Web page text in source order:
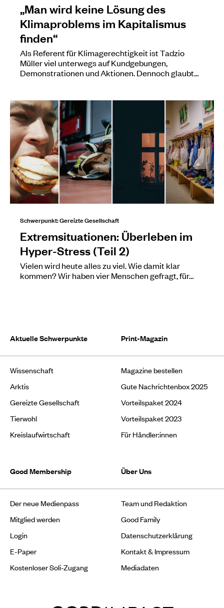
„Man wird keine Lösung des
Klimaproblems im Kapitalismus
finden“
Als Referent für Klimagerechtigkeit ist Tadzio
Müller viel unterwegs auf Kundgebungen,
Demonstrationen und Aktionen. Dennoch glaubt…
Schwerpunkt: Gereizte Gesellschaft
Extremsituationen: Überleben im
Hyper-Stress (Teil 2)
Vielen wird heute alles zu viel. Wie damit klar
kommen? Wir haben vier Menschen gefragt, für…
Aktuelle Schwerpunkte
Wissenschaft
Arktis
Gereizte Gesellschaft
Tierwohl
Kreislaufwirtschaft
Print-Magazin
Magazine bestellen
Gute Nachrichtenbox 2025
Vorteilspaket 2024
Vorteilspaket 2023
Für Händler:innen
Good Membership
Der neue Medienpass
Mitglied werden
Login
E-Paper
Kostenloser Soli-Zugang
Über Uns
Team und Redaktion
Good Family
Datenschutzerklärung
Kontakt & Impressum
Mediadaten